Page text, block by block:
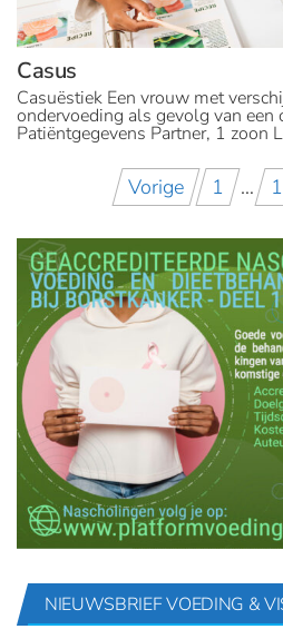
Casus
Casuëstiek Een vrouw met
ondervoeding als gevolg van een
Patiëntgegevens Partner, 1 zoon
Berichten
paginering
Vorige 1 …
NIEUWSBRIEF VOEDING &